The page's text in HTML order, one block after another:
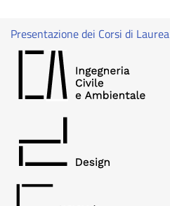
Presentazione dei Corsi di Laurea